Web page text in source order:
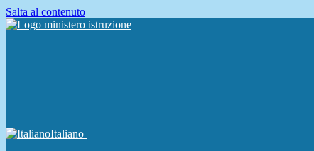
Salta al contenuto
Italiano